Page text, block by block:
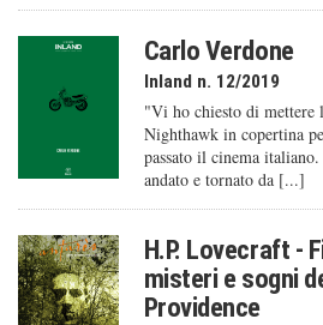
Carlo Verdone
Inland n. 12/2019
"Vi ho chiesto di mettere
Nighthawk in copertina
passato il cinema
andato e tornato da [...]
H.P. Lovecraft -
misteri e sogni
Providence